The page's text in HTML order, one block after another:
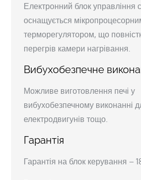
Електронний блок управління
оснащується
терморегулятором, що
перегрів камери нагрівання.
Вибухобезпечне
Можливе виготовлення печі у
вибухобезпечному виконанні
електродвигунів тощо.
Гарантія
Гарантія на блок керування –